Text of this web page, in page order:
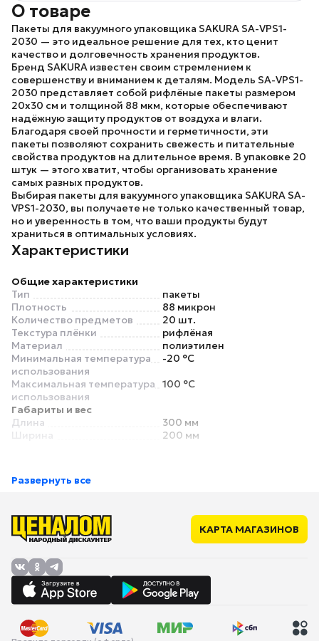
О товаре
Пакеты для вакуумного упаковщика SAKURA SA-VPS1-
2030 — это идеальное решение для тех, кто ценит
качество и долговечность хранения продуктов.
Бренд SAKURA известен своим стремлением к
совершенству и вниманием к деталям. Модель SA-VPS1-
2030 представляет собой рифлёные пакеты размером
20х30 см и толщиной 88 мкм, которые обеспечивают
надёжную защиту продуктов от воздуха и влаги.
Благодаря своей прочности и герметичности, эти
пакеты позволяют сохранить свежесть и питательные
свойства продуктов на длительное время. В упаковке 20
штук — этого хватит, чтобы организовать хранение
самых разных продуктов.
Выбирая пакеты для вакуумного упаковщика SAKURA SA-
VPS1-2030, вы получаете не только качественный товар,
но и уверенность в том, что ваши продукты будут
храниться в оптимальных условиях.
Характеристики
Общие характеристики
Тип
пакеты
Плотность
88 микрон
Количество предметов
20 шт.
Текстура плёнки
рифлёная
Материал
полиэтилен
Минимальная температура
использования
-20 °C
Максимальная температура
использования
100 °C
Габариты и вес
Длина
300 мм
Ширина
200 мм
Развернуть все
КАРТА МАГАЗИНОВ